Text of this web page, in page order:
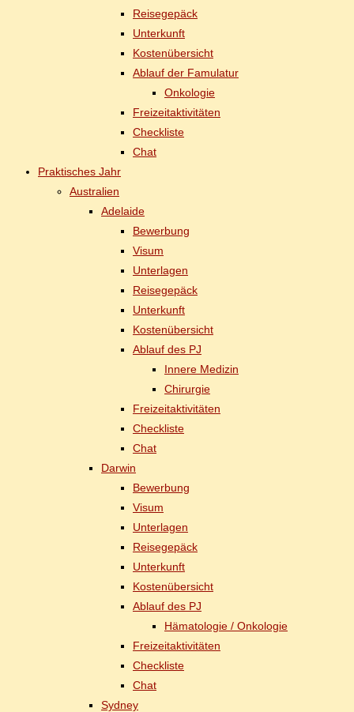
Rei­se­ge­päck
Un­ter­kunft
Kos­ten­über­sicht
Ab­lauf der Famulatur
On­ko­lo­gie
Frei­zeit­ak­ti­vi­tä­ten
Check­lis­te
Chat
Prak­ti­sches Jahr
Aus­tra­li­en
Ade­lai­de
Be­wer­bung
Vi­sum
Un­ter­la­gen
Rei­se­ge­päck
Un­ter­kunft
Kos­ten­über­sicht
Ab­lauf des PJ
In­ne­re Medizin
Chir­ur­gie
Frei­zeit­ak­ti­vi­tä­ten
Check­lis­te
Chat
Dar­win
Be­wer­bung
Vi­sum
Un­ter­la­gen
Rei­se­ge­päck
Un­ter­kunft
Kos­ten­über­sicht
Ab­lauf des PJ
Hä­ma­to­lo­gie / Onkologie
Frei­zeit­ak­ti­vi­tä­ten
Check­lis­te
Chat
Syd­ney